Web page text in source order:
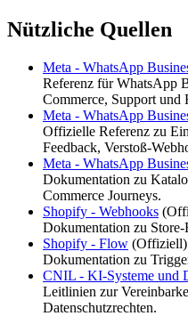
Nützliche Quellen
Meta - WhatsApp
Referenz für WhatsApp
Commerce, Support und
Meta - WhatsApp
Offizielle Referenz zu
Feedback, Verstoß-
Meta - WhatsApp
Dokumentation zu
Commerce Journeys.
Shopify - Webhooks (
Dokumentation zu
Shopify - Flow (Offiziell
Dokumentation zu
CNIL - KI-Systeme und
Leitlinien zur
Datenschutzrechten.